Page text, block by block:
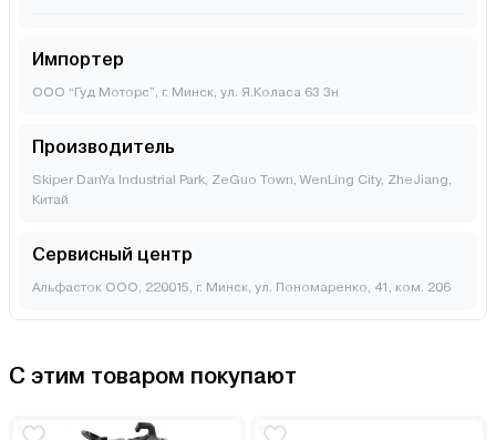
Импортер
ООО “Гуд Моторс”, г. Минск, ул. Я.Коласа 63 3н
Производитель
Skiper DanYa Industrial Park, ZeGuo Town, WenLing City, ZheJiang,
Китай
Сервисный центр
Альфасток ООО, 220015, г. Минск, ул. Пономаренко, 41, ком. 206
С этим товаром покупают